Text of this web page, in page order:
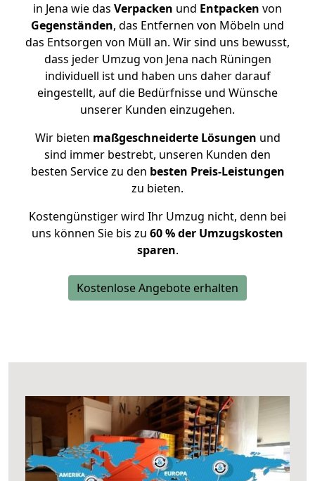
in Jena wie das Verpacken und Entpacken von
Gegenständen, das Entfernen von Möbeln und
das Entsorgen von Müll an. Wir sind uns bewusst,
dass jeder Umzug von Jena nach Rüningen
individuell ist und haben uns daher darauf
eingestellt, auf die Bedürfnisse und Wünsche
unserer Kunden einzugehen.
Wir bieten maßgeschneiderte Lösungen und
sind immer bestrebt, unseren Kunden den
besten Service zu den besten Preis-Leistungen
zu bieten.
Kostengünstiger wird Ihr Umzug nicht, denn bei
uns können Sie bis zu 60 % der Umzugskosten
sparen.
Kostenlose Angebote erhalten